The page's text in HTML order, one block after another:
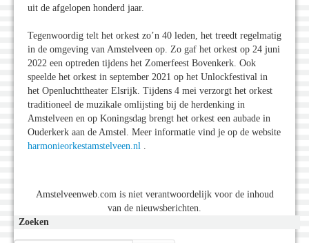
uit de afgelopen honderd jaar.
Tegenwoordig telt het orkest zo’n 40 leden, het treedt regelmatig
in de omgeving van Amstelveen op. Zo gaf het orkest op 24 juni
2022 een optreden tijdens het Zomerfeest Bovenkerk. Ook
speelde het orkest in september 2021 op het Unlockfestival in
het Openluchttheater Elsrijk. Tijdens 4 mei verzorgt het orkest
traditioneel de muzikale omlijsting bij de herdenking in
Amstelveen en op Koningsdag brengt het orkest een aubade in
Ouderkerk aan de Amstel. Meer informatie vind je op de website
harmonieorkestamstelveen.nl
Amstelveenweb.com is niet verantwoordelijk voor de inhoud
van de nieuwsberichten.
Zoeken